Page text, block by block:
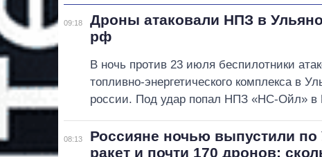
09:18
Дроны атаковали НПЗ в
рф
В ночь против 23 июля беспилотники
топливно-энергетического комплекса в
россии. Под удар попал НПЗ «НС-Ойл» в
08:13
Россияне ночью выпустили по
ракет и почти 170 дронов: